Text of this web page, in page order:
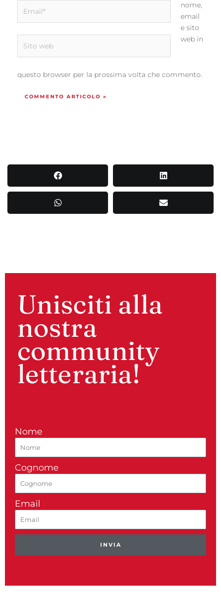
web
nome,
email
e sito
web in
questo browser per la prossima volta che commento.
Unisciti alla
nostra
community
letteraria!
Nome
Cognome
Email
INVIA